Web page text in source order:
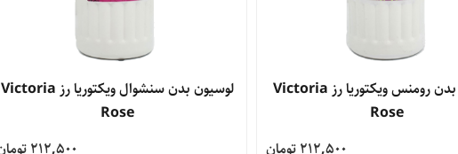
لوسیون بدن رومنس ویکتوریا رز Victoria
Rose
212,500 تومان
لوسیون بدن سنشوال ویکتوریا رز Victoria
Rose
212,500 تومان